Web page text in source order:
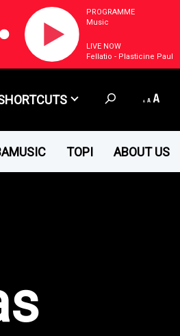
PROGRAMME
Music
LIVE NOW
Fellatio - Plasticine Paul
TOPI ABOUT US